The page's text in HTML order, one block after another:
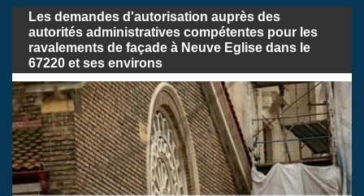
Les demandes d'autorisation auprès des
autorités administratives compétentes pour les
ravalements de façade à Neuve Eglise dans le
67220 et ses environs